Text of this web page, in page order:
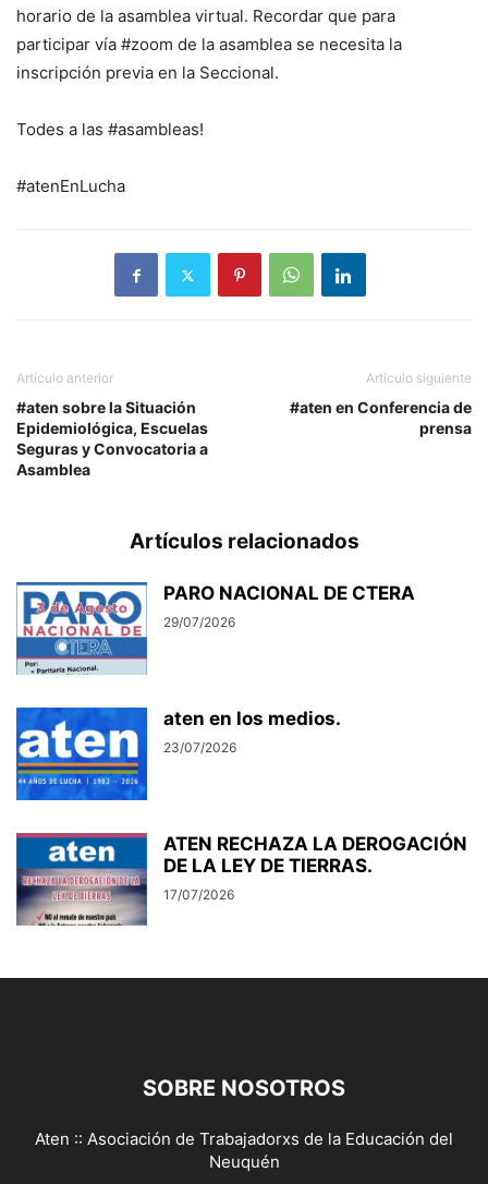
horario de la asamblea virtual. Recordar que para
participar vía #zoom de la asamblea se necesita la
inscripción previa en la Seccional.
Todes a las #asambleas!
#atenEnLucha
Artículo anterior
#aten sobre la Situación
Epidemiológica, Escuelas
Seguras y Convocatoria a
Asamblea
Artículo siguiente
#aten en Conferencia de
prensa
Artículos relacionados
PARO NACIONAL DE CTERA
29/07/2026
aten en los medios.
23/07/2026
ATEN RECHAZA LA DEROGACIÓN
DE LA LEY DE TIERRAS.
17/07/2026
SOBRE NOSOTROS
Aten :: Asociación de Trabajadorxs de la Educación del
Neuquén